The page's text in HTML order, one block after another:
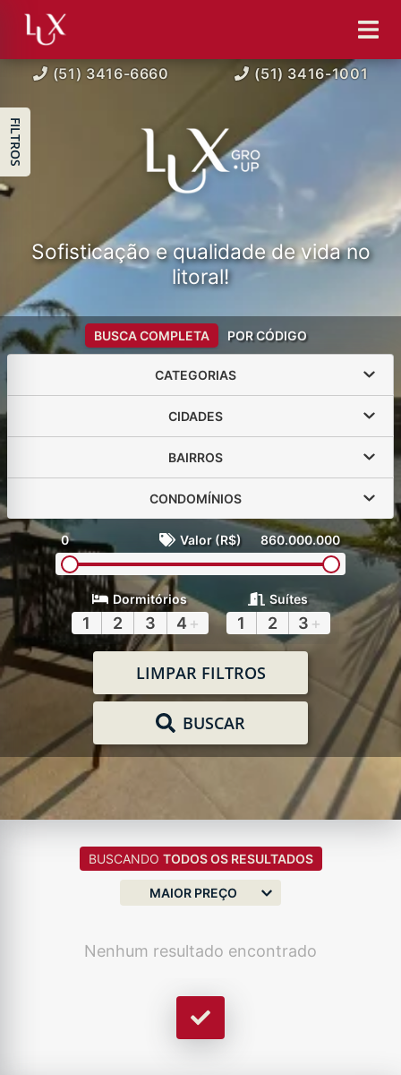
(51) 3416-6660 (51) 3416-1001
Sofisticação e qualidade de vida no
litoral!
BUSCA COMPLETA POR CÓDIGO
CATEGORIAS
CIDADES
BAIRROS
CONDOMÍNIOS
0 Valor (R$) 860.000.000
Dormitórios
1 2 3 4 +
Suítes
1 2 3 +
LIMPAR FILTROS
BUSCAR
FILTROS
BUSCANDO TODOS OS RESULTADOS
MAIOR PREÇO
Nenhum resultado encontrado